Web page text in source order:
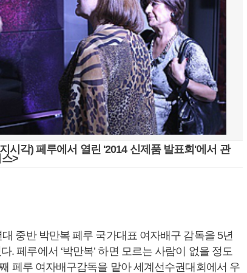
시각) 페루에서 열린 '2014 신제품 발표회'에서 관
>
중반 박만복 페루 국가대표 여자배구 감독을 5년
. 페루에서 ‘박만복’ 하면 모르는 사람이 없을 정도
페루 여자배구감독을 맡아 세계선수권대회에서 우